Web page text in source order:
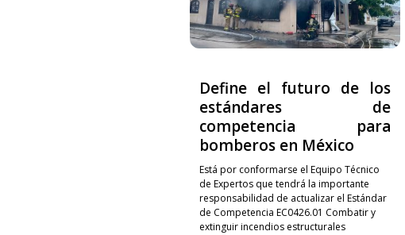
Define el futuro de los
estándares de
competencia para
bomberos en México
Está por conformarse el Equipo Técnico
de Expertos que tendrá la importante
responsabilidad de actualizar el Estándar
de Competencia EC0426.01 Combatir y
extinguir incendios estructurales